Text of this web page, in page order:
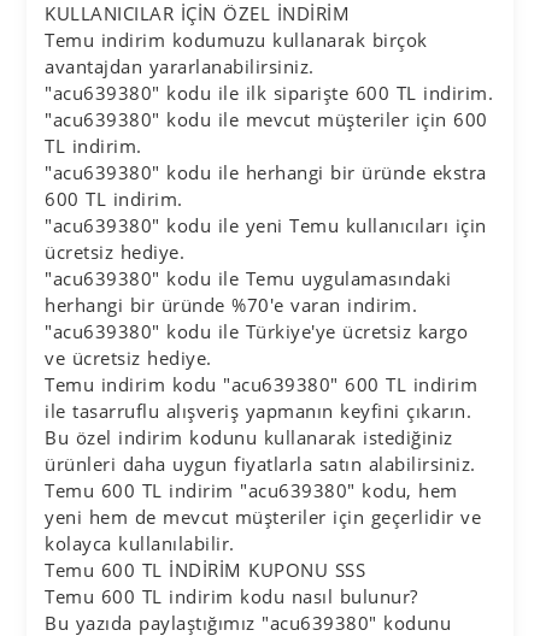
KULLANICILAR İÇİN ÖZEL İNDİRİM
Temu indirim kodumuzu kullanarak birçok
avantajdan yararlanabilirsiniz.
"acu639380" kodu ile ilk siparişte 600 TL indirim.
"acu639380" kodu ile mevcut müşteriler için 600
TL indirim.
"acu639380" kodu ile herhangi bir üründe ekstra
600 TL indirim.
"acu639380" kodu ile yeni Temu kullanıcıları için
ücretsiz hediye.
"acu639380" kodu ile Temu uygulamasındaki
herhangi bir üründe %70'e varan indirim.
"acu639380" kodu ile Türkiye'ye ücretsiz kargo
ve ücretsiz hediye.
Temu indirim kodu "acu639380" 600 TL indirim
ile tasarruflu alışveriş yapmanın keyfini çıkarın.
Bu özel indirim kodunu kullanarak istediğiniz
ürünleri daha uygun fiyatlarla satın alabilirsiniz.
Temu 600 TL indirim "acu639380" kodu, hem
yeni hem de mevcut müşteriler için geçerlidir ve
kolayca kullanılabilir.
Temu 600 TL İNDİRİM KUPONU SSS
Temu 600 TL indirim kodu nasıl bulunur?
Bu yazıda paylaştığımız "acu639380" kodunu